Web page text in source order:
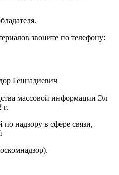
звоните по телефону:
Геннадиевич
массовой информации Эл
надзору в сфере связи,